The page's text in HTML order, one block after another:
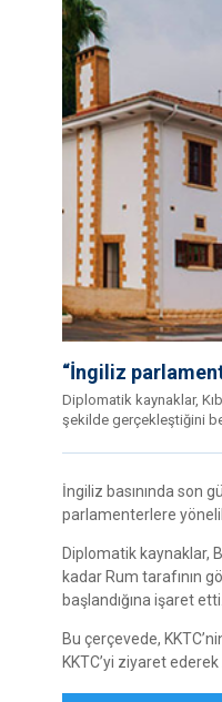
“İngiliz
Diplomatik kaynaklar,
şekilde gerçekleştiğini
İngiliz basınında son
parlamenterlere
Diplomatik kaynaklar,
kadar Rum tarafının
başlandığına işaret etti.
Bu çerçevede,
KKTC’yi ziyaret